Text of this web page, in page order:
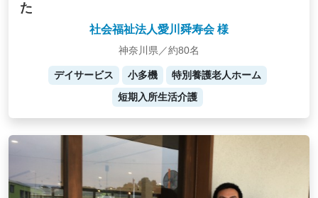
た
社会福祉法人愛川舜寿会 様
神奈川県／約80名
デイサービス 小多機
特別養護老人ホーム
短期入所生活介護